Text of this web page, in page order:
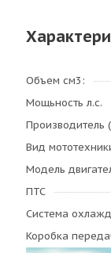
Объем см3:
Мощьность л.с.
Производитель
Вид
Модель
ПТС
Система
Коробка